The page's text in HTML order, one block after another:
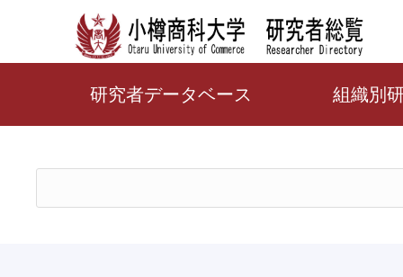
研究者データベース 組織別